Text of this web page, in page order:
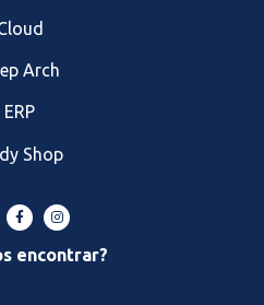
Arch
ERP
Shop
encontrar?